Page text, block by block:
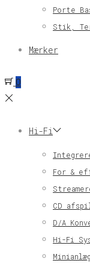
Porte
Stik,
Mærker
0
Hi-Fi
For &
CD
D/A
Hi-Fi